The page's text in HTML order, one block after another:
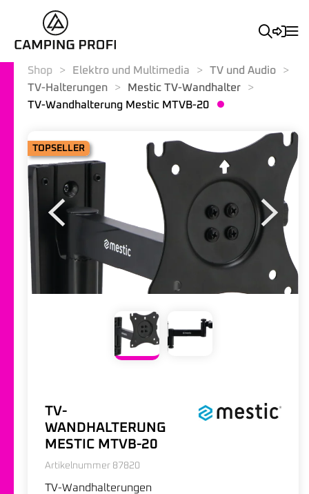
Shop Elektro und Multimedia
TV und Audio
TV-Halterungen
Mestic TV-Wandhalter
TV-Wandhalterung Mestic MTVB-20
TOPSELLER
TV-
WANDHALTERUNG
MESTIC MTVB-20
Artikelnummer 87820
TV-Wandhalterungen